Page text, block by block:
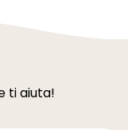
ti aiuta!